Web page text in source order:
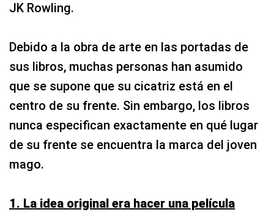
JK Rowling.
Debido a la obra de arte en las portadas de
sus libros, muchas personas han asumido
que se supone que su cicatriz está en el
centro de su frente. Sin embargo, los libros
nunca especifican exactamente en qué lugar
de su frente se encuentra la marca del joven
mago.
1. La idea original era hacer una película